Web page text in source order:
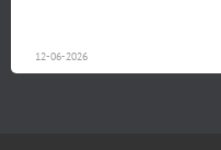
12-06-2026